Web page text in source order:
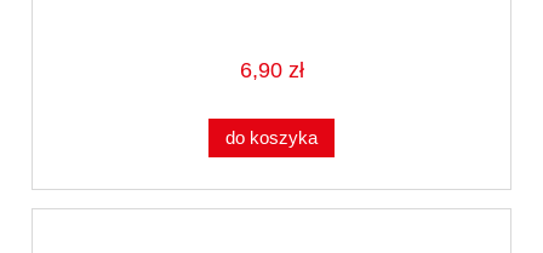
6,90 zł
do koszyka